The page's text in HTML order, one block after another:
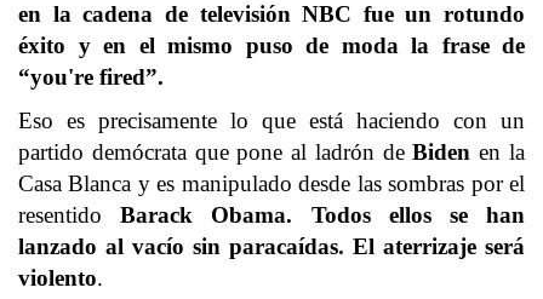
en la cadena de televisión NBC fue un rotundo
éxito y en el mismo puso de moda la frase de
“you're fired”.
Eso es precisamente lo que está haciendo con un
partido demócrata que pone al ladrón deBiden en la
Casa Blanca y es manipulado desde las sombras por el
resentidoBarack Obama. Todos ellos se han
lanzado al vacío sin paracaídas. El aterrizaje será
violento.